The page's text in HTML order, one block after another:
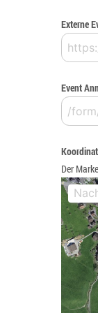
Externe
Event
Der